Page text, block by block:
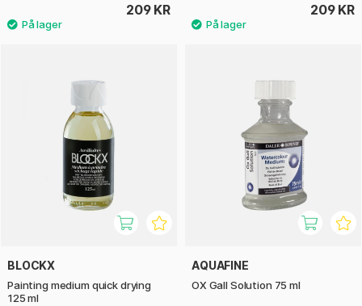
209 KR 209 KR
BLOCKX
Painting medium quick drying
125 ml
AQUAFINE
OX Gall Solution 75 ml